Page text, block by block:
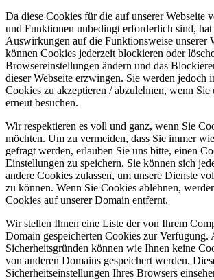
Da diese Cookies für die auf unserer Webseite
und Funktionen unbedingt erforderlich sind,
Auswirkungen auf die Funktionsweise unserer
können Cookies jederzeit blockieren oder
Browsereinstellungen ändern und das
dieser Webseite erzwingen. Sie werden jedoch
Cookies zu akzeptieren / abzulehnen, wenn Sie
erneut besuchen.
Wir respektieren es voll und ganz, wenn Sie
möchten. Um zu vermeiden, dass Sie immer
gefragt werden, erlauben Sie uns bitte, einen
Einstellungen zu speichern. Sie können sich
andere Cookies zulassen, um unsere Dienste
zu können. Wenn Sie Cookies ablehnen,
Cookies auf unserer Domain entfernt.
Wir stellen Ihnen eine Liste der von Ihrem
Domain gespeicherten Cookies zur Verfügung.
Sicherheitsgründen können wie Ihnen keine
von anderen Domains gespeichert werden.
Sicherheitseinstellungen Ihres Browsers